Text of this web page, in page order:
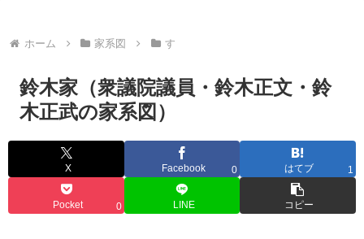
ホーム 家系図 す
鈴木家（衆議院議員・鈴木正文・鈴
木正武の家系図）
X Facebook 0 はてブ 1
Pocket 0 LINE コピー